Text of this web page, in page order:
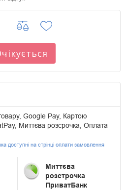
Google Pay, Картою
Миттєва розсрочка, Оплата
доступні на стрінці оплати замовлення
Миттєва
розстрочка
ПриватБанк